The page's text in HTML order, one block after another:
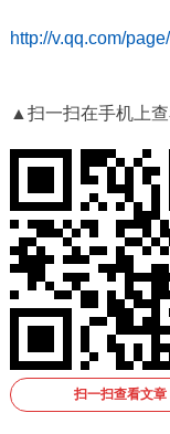
http://v.qq.com/
▲扫一扫在手机上
扫一扫查看文章